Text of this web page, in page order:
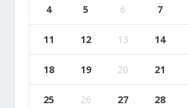
4 5 6 7
11 12 13 14
18 19 20 21
25 26 27 28